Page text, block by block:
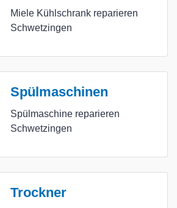
Miele Kühlschrank reparieren
Schwetzingen
Spülmaschinen
Spülmaschine reparieren
Schwetzingen
Trockner